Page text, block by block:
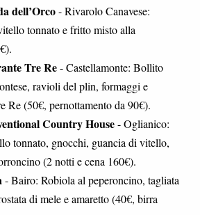
dell’Orco- Rivarolo Canavese:
tonnato e fritto misto alla
Tre Re- Castellamonte: Bollito
ravioli del plin, formaggi e
Re (50€, pernottamento da 90€).
Country House- Oglianico:
tonnato, gnocchi, guancia di vitello,
(2 notti e cena 160€).
- Bairo: Robiola al peperoncino, tagliata
di mele e amaretto (40€, birra